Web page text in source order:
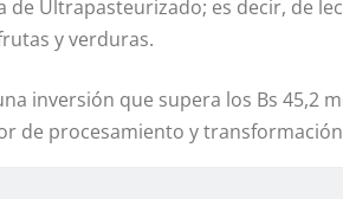
de Ultrapasteurizado; es decir, de
y verduras.
inversión que supera los Bs 45,2
de procesamiento y